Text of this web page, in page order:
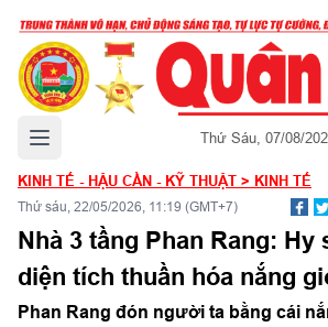
Mở menu chính Thứ Sáu, 07/08/
KINH TẾ - HẬU CẦN - KỸ THUẬT > KINH TẾ
Thứ sáu, 22/05/2026, 11:19 (GMT+7)
Nhà 3 tầng Phan Rang: Hy
diện tích thuần hóa nắng
Phan Rang đón người ta bằng cái